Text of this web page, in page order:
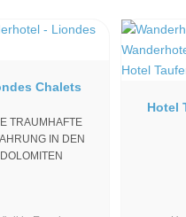
Chalets
TRAUMHAFTE
IN DEN
DOLOMITEN
Hotel